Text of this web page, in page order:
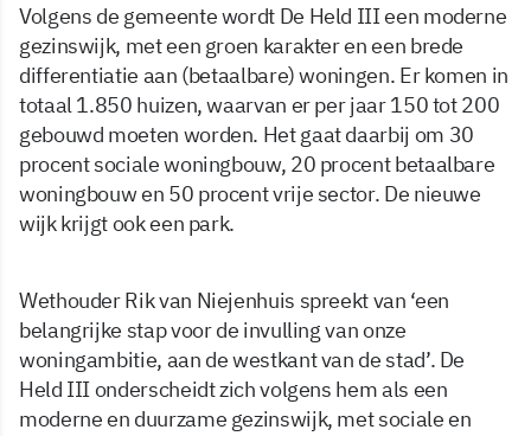
Volgens de gemeente wordt De Held III een moderne
gezinswijk, met een groen karakter en een brede
differentiatie aan (betaalbare) woningen. Er komen in
totaal 1.850 huizen, waarvan er per jaar 150 tot 200
gebouwd moeten worden. Het gaat daarbij om 30
procent sociale woningbouw, 20 procent betaalbare
woningbouw en 50 procent vrije sector. De nieuwe
wijk krijgt ook een park.
Wethouder Rik van Niejenhuis spreekt van ‘een
belangrijke stap voor de invulling van onze
woningambitie, aan de westkant van de stad’. De
Held III onderscheidt zich volgens hem als een
moderne en duurzame gezinswijk, met sociale en